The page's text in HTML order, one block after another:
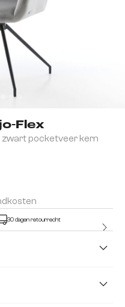
Flex
pocketveer kern
30 dagen retourrecht